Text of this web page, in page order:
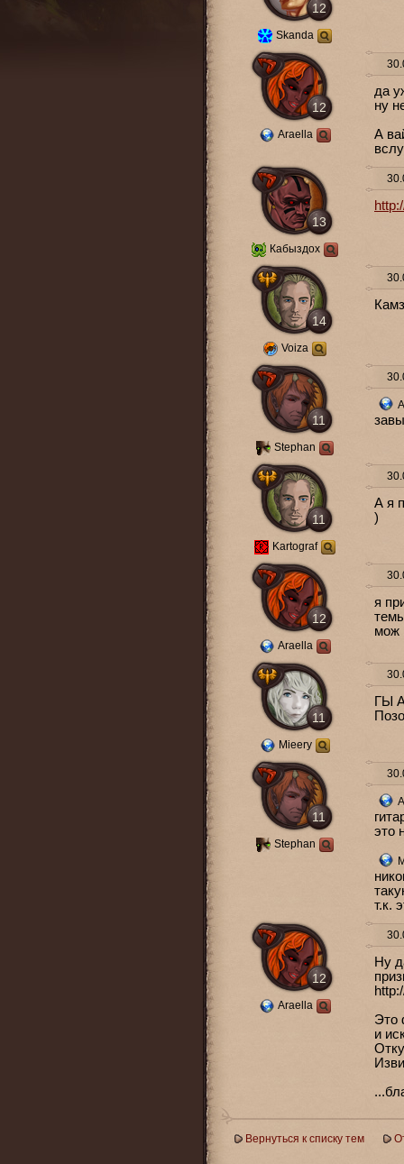
12
Skanda
12
Araella
да
ну
А
13
Кабыздох
14
Voiza
11
Stephan
11
Kartograf
А я
)
12
Araella
я
мож
11
Mieery
ГЫ
11
Stephan
это
т.к.
12
Araella
Ну
Это
и
Вернуться к списку тем